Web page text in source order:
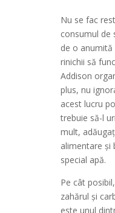
Nu se fac
consumul de
de o
rinichii să
Addison
plus, nu
acest lucru
trebuie să-l
mult,
alimentare și
special apă.
Pe cât
zahărul și
este unul